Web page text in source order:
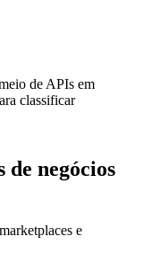
de APIs em
classificar
de negócios
e